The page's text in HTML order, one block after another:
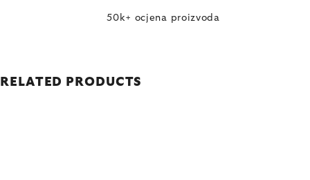
50k+ ocjena proizvoda
RELATED PRODUCTS